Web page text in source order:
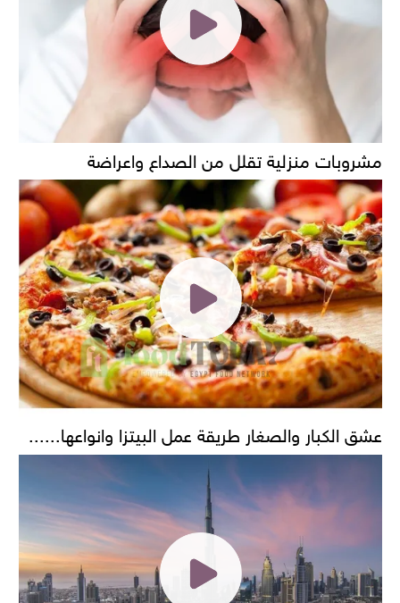
مشروبات منزلية تقلل من الصداع واعراضة
عشق الكبار والصغار طريقة عمل البيتزا وانواعها......